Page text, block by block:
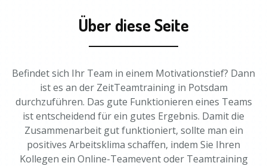
Über diese Seite
Befindet sich Ihr Team in einem Motivationstief? Dann
ist es an der ZeitTeamtraining in Potsdam
durchzuführen. Das gute Funktionieren eines Teams
ist entscheidend für ein gutes Ergebnis. Damit die
Zusammenarbeit gut funktioniert, sollte man ein
positives Arbeitsklima schaffen, indem Sie Ihren
Kollegen ein Online-Teamevent oder Teamtraining